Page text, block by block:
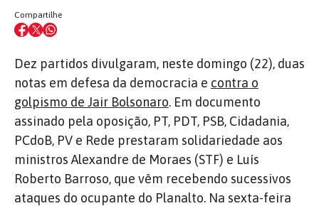
Compartilhe
Dez partidos divulgaram, neste domingo (22), duas
notas em defesa da democracia e contra o
golpismo de Jair Bolsonaro. Em documento
assinado pela oposição, PT, PDT, PSB, Cidadania,
PCdoB, PV e Rede prestaram solidariedade aos
ministros Alexandre de Moraes (STF) e Luís
Roberto Barroso, que vêm recebendo sucessivos
ataques do ocupante do Planalto. Na sexta-feira